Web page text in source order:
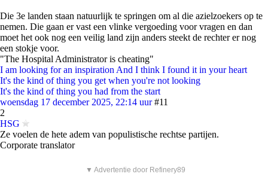
Die 3e landen staan natuurlijk te springen om al die azielzoekers op te
nemen. Die gaan er vast een vlinke vergoeding voor vragen en dan
moet het ook nog een veilig land zijn anders steekt de rechter er nog
een stokje voor.
"The Hospital Administrator is cheating"
I am looking for an inspiration And I think I found it in your heart
It's the kind of thing you get when you're not looking
It's the kind of thing you had from the start
woensdag 17 december 2025, 22:14 uur #11
2
HSG
Ze voelen de hete adem van populistische rechtse partijen.
Corporate translator
▼ Advertentie door Refinery89